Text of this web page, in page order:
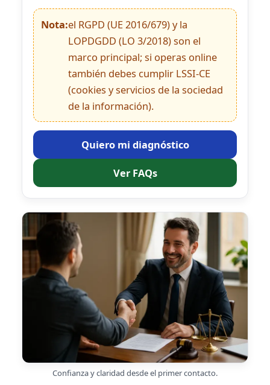
Nota:el RGPD (UE 2016/679) y la
LOPDGDD (LO 3/2018) son el
marco principal; si operas online
también debes cumplir LSSI-CE
(cookies y servicios de la sociedad
de la información).
Quiero mi diagnóstico
Ver FAQs
Confianza y claridad desde el primer contacto.